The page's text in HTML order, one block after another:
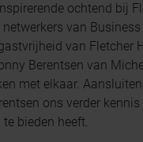
ochtend bij
van
van Fletcher
Berentsen van
met elkaar.
ons verder
bieden heeft.